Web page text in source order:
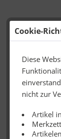
Cookie-
Diese
nicht zur
Artikel